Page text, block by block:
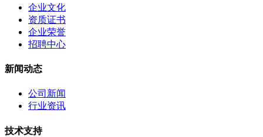
企业文化
资质证书
企业荣誉
招聘中心
新闻动态
公司新闻
行业资讯
技术支持